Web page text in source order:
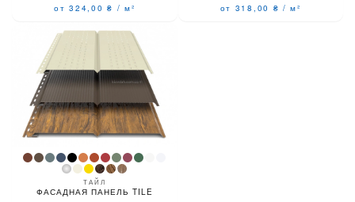
от 324,00₴ / м²
от 318,00 ₴ / м²
ТАЙЛ
ФАСАДНАЯ ПАНЕЛЬ TILE